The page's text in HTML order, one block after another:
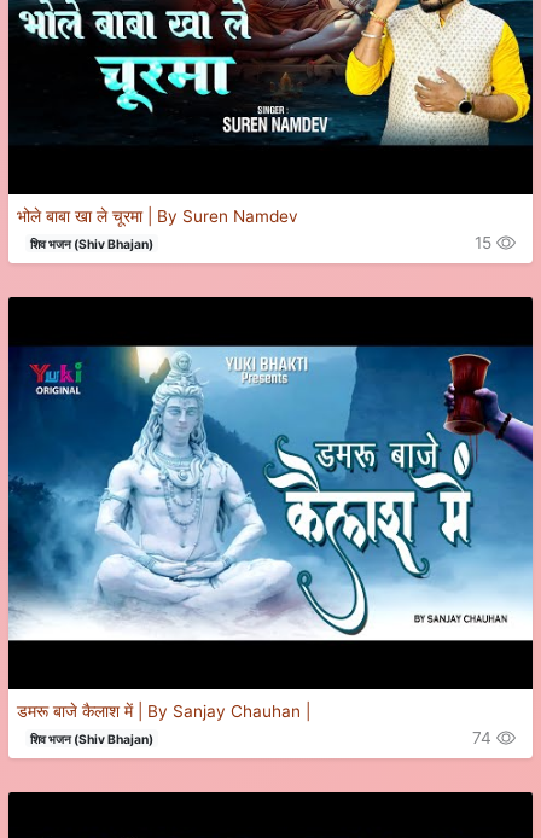
भोले बाबा खा ले चूरमा | By Suren Namdev
शिव भजन (Shiv Bhajan) 15
डमरू बाजे कैलाश में | By Sanjay Chauhan |
शिव भजन (Shiv Bhajan) 74